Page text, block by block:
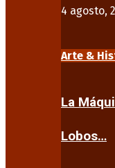
4 agosto,
Arte &
La
Lobos…